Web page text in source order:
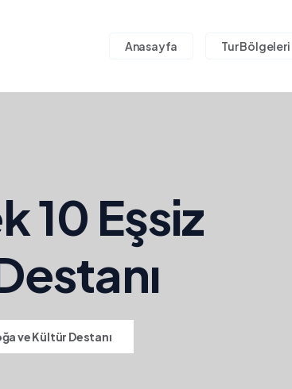
Anasayfa Tur Bölgeleri
10 Eşsiz
ve Kültür Destanı